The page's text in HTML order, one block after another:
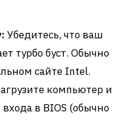
Убедитесь, что ваш
турбо буст. Обычно
сайте Intel.
компьютер и
в BIOS (обычно